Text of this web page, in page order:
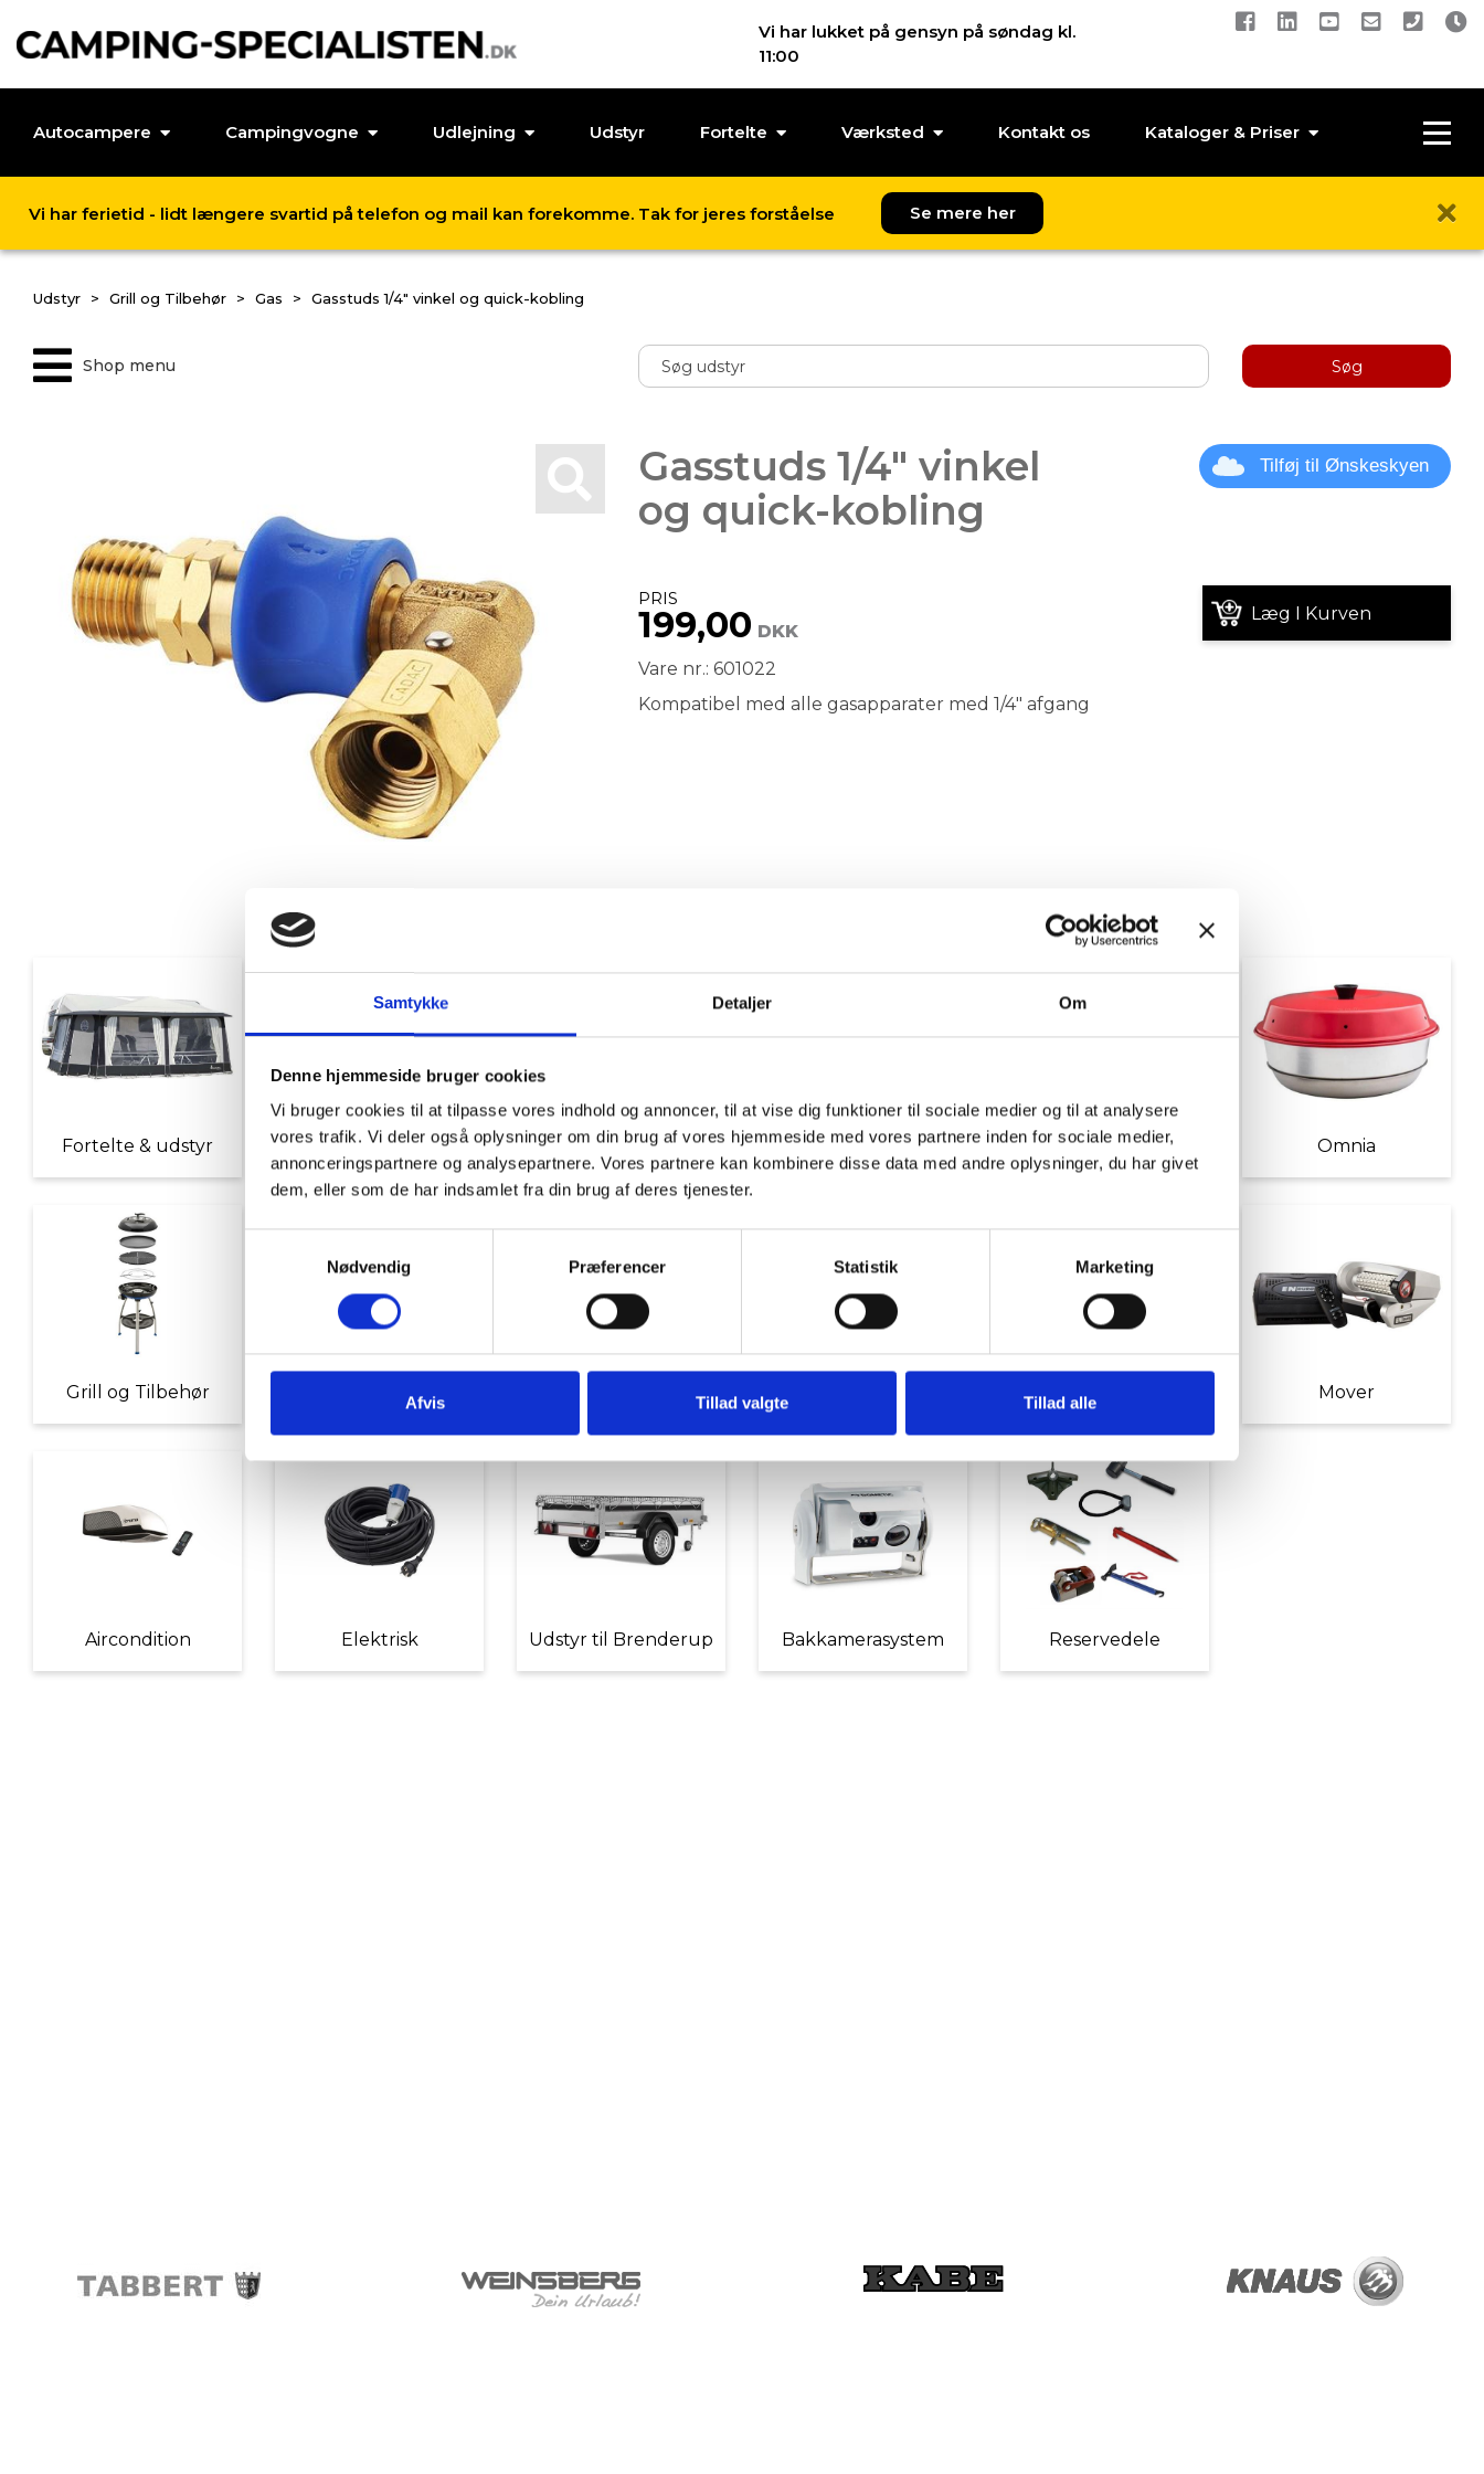
Samtykke Detaljer Om
Denne hjemmeside bruger cookies
Vi bruger cookies til at tilpasse vores indhold og annoncer, til at vise dig funktioner til sociale medier og til at analysere
vores trafik. Vi deler også oplysninger om din brug af vores hjemmeside med vores partnere inden for sociale medier,
annonceringspartnere og analysepartnere. Vores partnere kan kombinere disse data med andre oplysninger, du har givet
dem, eller som de har indsamlet fra din brug af deres tjenester.
Nødvendig
Præferencer Statistik Marketing
Afvis Tillad valgte Tillad alle
Vi har lukket på gensyn på søndag kl.
11:00
Autocampere Campingvogne Udlejning Udstyr Fortelte Værksted Kontakt os Kataloger & Priser
Vi har ferietid - lidt længere svartid på telefon og mail kan forekomme. Tak for jeres forståelse Se mere her
Udstyr Grill og Tilbehør Gas Gasstuds 1/4" vinkel og quick-kobling
Shop menu Søg
Gasstuds 1/4" vinkel
og quick-kobling
Tilføj til Ønskeskyen
PRIS
199,00 DKK
Læg I Kurven
Vare nr.: 601022
Kompatibel med alle gasapparater med 1/4" afgang
Fortelte & udstyr Nyheder Tilbud Autocamper udstyr Møbler Omnia
Grill og Tilbehør Indvendigt Udstyr Udvendigt Udstyr Diverse tilbehør Mover
Aircondition Elektrisk Udstyr til Brenderup Bakkamerasystem Reservedele